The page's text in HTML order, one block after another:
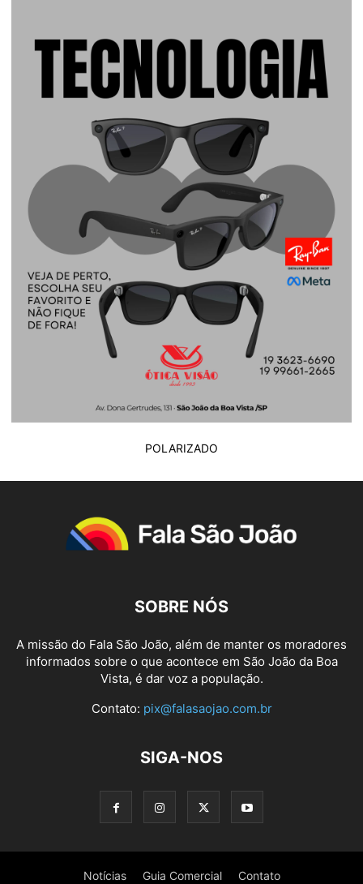
POLARIZADO
SOBRE NÓS
A missão do Fala São João, além de manter os moradores
informados sobre o que acontece em São João da Boa
Vista, é dar voz a população.
Contato: pix@falasaojao.com.br
SIGA-NOS
Notícias Guia Comercial Contato